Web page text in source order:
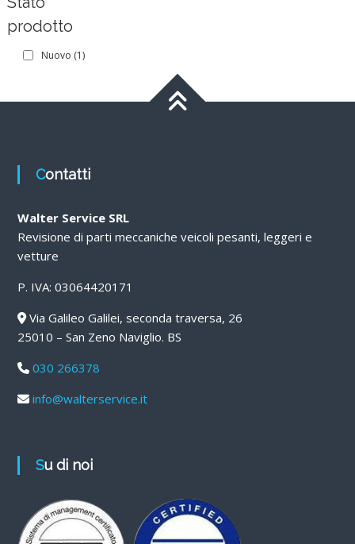
prodotto
Nuovo (1)
Contatti
Walter Service SRL
Revisione di parti meccaniche veicoli pesanti, leggeri e
vetture
P. IVA: 03064420171
Via Galileo Galilei, seconda traversa, 26
25010 – San Zeno Naviglio. BS
030 266378
info@walterservice.it
Su di noi